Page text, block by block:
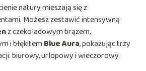
natury mieszają się z
Możesz zestawić intensywną
z czekoladowym brązem,
i błękitemBlue Aura, pokazując trzy
biurowy, urlopowy i wieczorowy.